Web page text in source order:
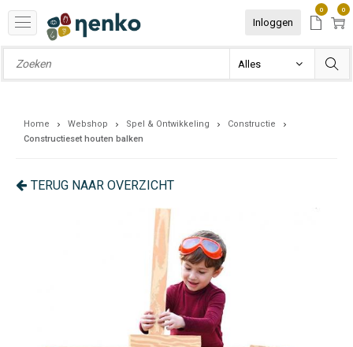
Inloggen
0 0
Home Webshop Spel & Ontwikkeling
Constructie
Constructieset houten balken
TERUG NAAR OVERZICHT